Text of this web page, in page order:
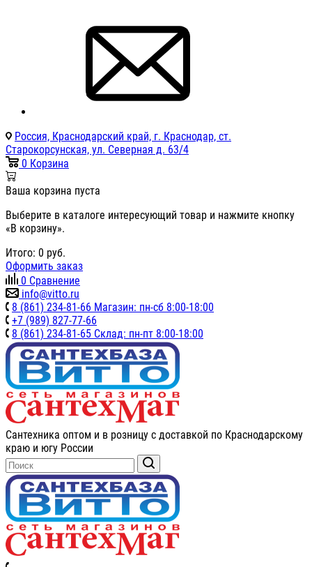
Россия, Краснодарский край, г. Краснодар, ст.
Старокорсунская, ул. Северная д. 63/4
0 Корзина
Ваша корзина пуста
Выберите в каталоге интересующий товар и нажмите кнопку
«В корзину».
Итого: 0 руб.
Оформить заказ
0 Сравнение
info@vitto.ru
8 (861) 234-81-66 Магазин: пн-сб 8:00-18:00
+7 (989) 827-77-66
8 (861) 234-81-65 Склад: пн-пт 8:00-18:00
Сантехника оптом и в розницу с доставкой по Краснодарскому
краю и югу России